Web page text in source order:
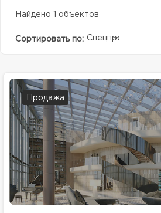
Найдено 1 объектов
Сортировать по: Спецпредолжение
Продажа